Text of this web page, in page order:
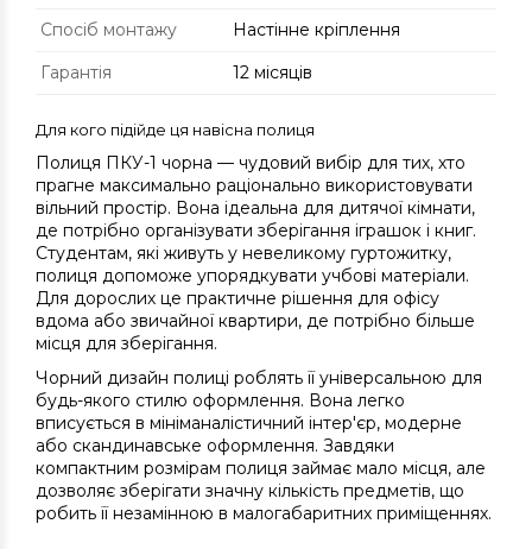
Спосіб монтажу
Настінне кріплення
Гарантія
12 місяців
Для кого підійде ця навісна полиця
Полиця ПКУ-1 чорна — чудовий вибір для тих, хто
прагне максимально раціонально використовувати
вільний простір. Вона ідеальна для дитячої кімнати,
де потрібно організувати зберігання іграшок і книг.
Студентам, які живуть у невеликому гуртожитку,
полиця допоможе упорядкувати учбові матеріали.
Для дорослих це практичне рішення для офісу
вдома або звичайної квартири, де потрібно більше
місця для зберігання.
Чорний дизайн полиці роблять її універсальною для
будь-якого стилю оформлення. Вона легко
вписується в мініманалістичний інтер'єр, модерне
або скандинавське оформлення. Завдяки
компактним розмірам полиця займає мало місця, але
дозволяє зберігати значну кількість предметів, що
робить її незамінною в малогабаритних приміщеннях.